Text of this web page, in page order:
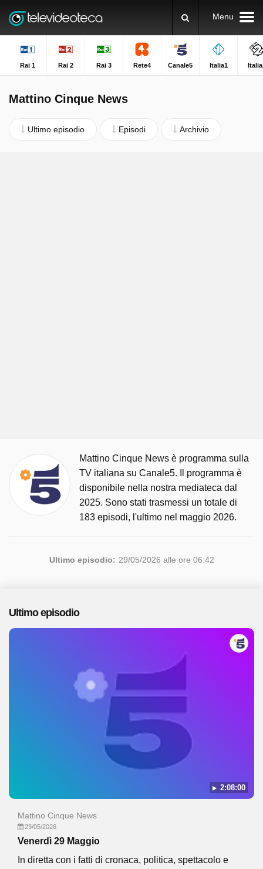
Menu
Rai 1 Rai 2 Rai 3 Rete4 Canale5 Italia1
Mattino Cinque News
Ultimo episodio Episodi Archivio
Mattino Cinque News è programma sulla
TV italiana su Canale5. Il programma è
disponibile nella nostra mediateca dal
2025. Sono stati trasmessi un totale di
183 episodi, l'ultimo nel maggio 2026.
Ultimo episodio: 29/05/2026 alle ore 06:42
Ultimo episodio
2:08:00
Mattino Cinque News
29/05/2026
Venerdì 29 Maggio
In diretta con i fatti di cronaca, politica, spettacolo e